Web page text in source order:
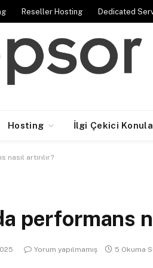
Reseller Hosting Dedicated
Hosting İlgi Çekici
nasıl artırılır?
performans
Yorum yapılmamış 5 Okuma